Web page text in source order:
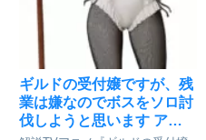
ギルドの受付嬢ですが、残
業は嫌なのでボスをソロ討
伐しようと思います アリ